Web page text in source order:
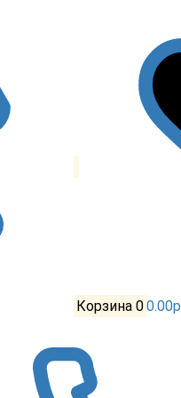
Корзина 0